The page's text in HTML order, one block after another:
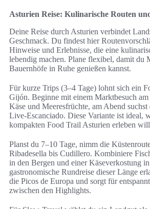
Asturien Reise: Kulinarische Routen
Deine Reise durch Asturien verbindet
Geschmack. Du findest hier
Hinweise und Erlebnisse, die eine
lebendig machen. Plane flexibel, damit du
Bauernhöfe in Ruhe genießen kannst.
Für kurze Trips (3–4 Tage) lohnt sich ein
Gijón. Beginne mit einem Marktbesuch
Käse und Meeresfrüchte, am Abend
Live-Escanciado. Diese Variante ist ideal,
kompakten Food Trail Asturien erleben
Planst du 7–10 Tage, nimm die
Ribadesella bis Cudillero. Kombiniere
in den Bergen und einer Käseverkostung
gastronomische Rundreise dieser Länge
die Picos de Europa und sorgt für
zwischen den Highlights.